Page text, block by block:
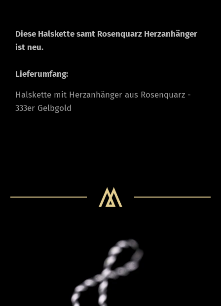
Diese Halskette samt Rosenquarz Herzanhänger
ist neu.
Lieferumfang:
Halskette mit Herzanhänger aus Rosenquarz -
333er Gelbgold